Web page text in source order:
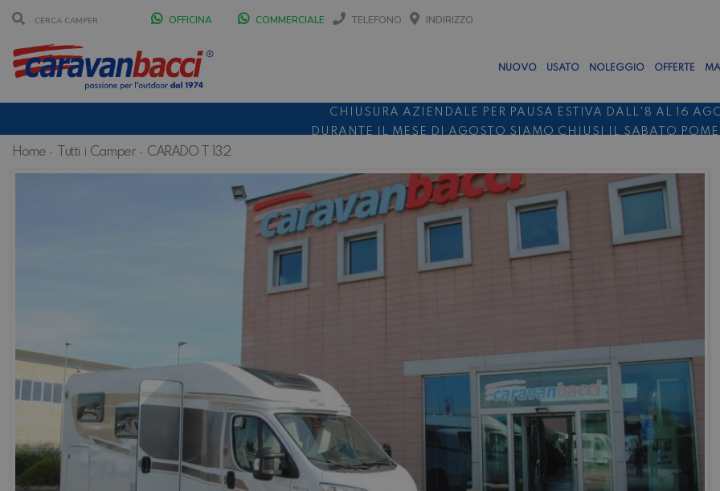
OFFICINA COMMERCIALE TELEFONO INDIRIZZO
NUOVO USATO NOLEGGIO OFFERTE
CHIUSURA AZIENDALE PER PAUSA ESTIVA DALL'8 AL 16
DURANTE IL MESE DI AGOSTO SIAMO CHIUSI IL SABATO
Home Tutti i Camper CARADO T 132